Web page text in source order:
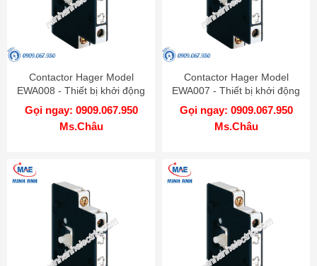
Contactor Hager Model
EWA008 - Thiết bị khởi động
từ
Gọi ngay: 0909.067.950
Ms.Châu
Contactor Hager Model
EWA007 - Thiết bị khởi động
từ
Gọi ngay: 0909.067.950
Ms.Châu